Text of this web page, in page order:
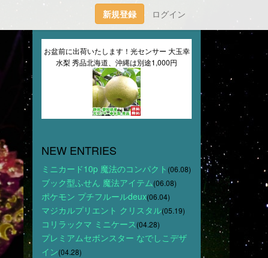
新規登録 ログイン
お盆前に出荷いたします！光センサー 大玉幸
水梨 秀品北海道、沖縄は別途1,000円
NEW ENTRIES
ミニカード10p 魔法のコンパクト (06.08)
ブック型ふせん 魔法アイテム(06.08)
ポケモン プチフルールdeux(06.04)
マジカルプリエント クリスタル(05.19)
コリラックマ ミニケース(04.28)
プレミアムセボンスター なでしこデザ
イン(04.28)